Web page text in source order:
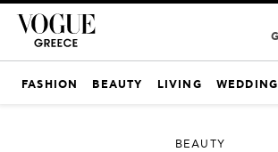
FASHION BEAUTY LIVING
BEAUTY